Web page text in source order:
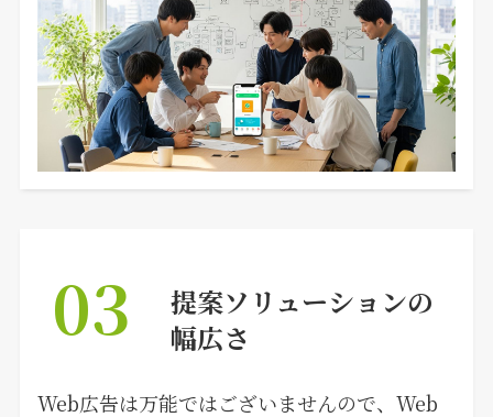
03
提案ソリューションの
幅広さ
Web広告は万能ではございませんので、Web